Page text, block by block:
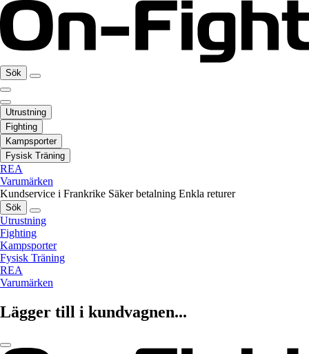
Sök
Utrustning
Fighting
Kampsporter
Fysisk Träning
REA
Varumärken
Kundservice i Frankrike Säker betalning Enkla returer
Sök
Utrustning
Fighting
Kampsporter
Fysisk Träning
REA
Varumärken
Lägger till i kundvagnen...